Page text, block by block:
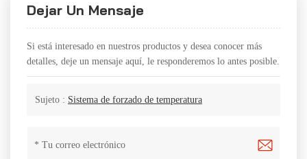
Dejar Un Mensaje
Si está interesado en nuestros productos y desea conocer más
detalles, deje un mensaje aquí, le responderemos lo antes posible.
Sujeto : Sistema de forzado de temperatura